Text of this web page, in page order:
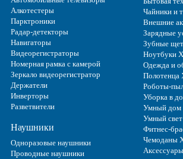
Алкотестеры
Парктроники
Радар-детекторы
Навигаторы
Видеорегистраторы
Номерная рамка с камерой
Зеркало видеорегистратор
Держатели
Инверторы
Разветвители
Наушники
Одноразовые наушники
Проводные наушники
Чайники и
Внешние
Зарядные
Зубные
Ноутбуки
Одежда и
Полотенца
Роботы-
Уборка в
Умный дом
Умный
Фитнес-
Чемоданы